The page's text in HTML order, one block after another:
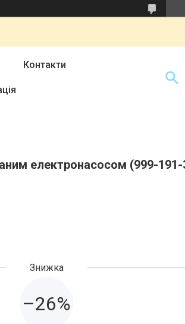
Контакти
електронасосом (999-
–26%